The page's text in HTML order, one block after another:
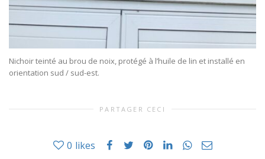
Nichoir teinté au brou de noix, protégé à l’huile de lin et installé en
orientation sud / sud-est.
PARTAGER CECI
0 likes